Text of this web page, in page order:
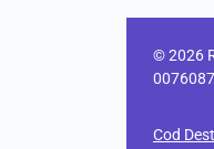
© 2026
Cod